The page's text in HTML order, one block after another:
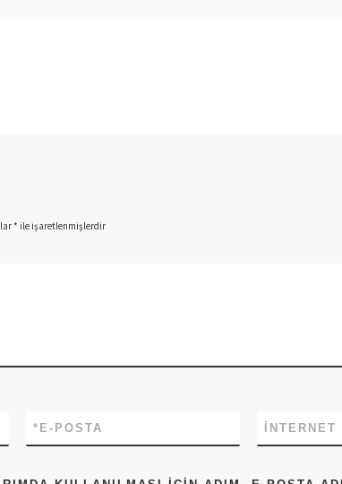
* ile işaretlenmişlerdir
E-POSTA
* İNTERNET